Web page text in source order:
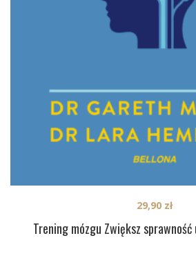
Trening mózgu Zwiększ
29,90 zł